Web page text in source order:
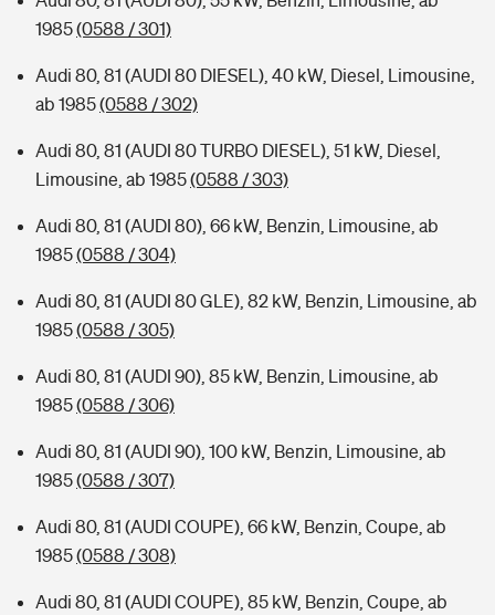
Kinderunfall-Check: Mehr Sicherheit für deine Kids
Typklassen: So ist Ihr Auto eingestuft
Sie haben Fragen?
1985(0588 / 301)
Audi 80, 81 (AUDI 80 DIESEL), 40 kW, Diesel, Limousine,
ab 1985(0588 / 302)
Audi 80, 81 (AUDI 80 TURBO DIESEL), 51 kW, Diesel,
Limousine, ab 1985(0588 / 303)
Audi 80, 81 (AUDI 80), 66 kW, Benzin, Limousine, ab
1985(0588 / 304)
Audi 80, 81 (AUDI 80 GLE), 82 kW, Benzin, Limousine, ab
1985(0588 / 305)
Audi 80, 81 (AUDI 90), 85 kW, Benzin, Limousine, ab
1985(0588 / 306)
Audi 80, 81 (AUDI 90), 100 kW, Benzin, Limousine, ab
1985(0588 / 307)
Audi 80, 81 (AUDI COUPE), 66 kW, Benzin, Coupe, ab
1985(0588 / 308)
Audi 80, 81 (AUDI COUPE), 85 kW, Benzin, Coupe, ab